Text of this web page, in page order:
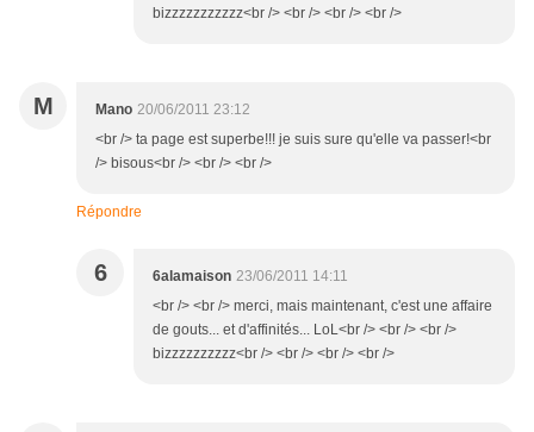
bizzzzzzzzzzz<br /> <br /> <br /> <br />
M Mano 20/06/2011 23:12
<br /> ta page est superbe!!! je suis sure qu'elle va passer!<br
/> bisous<br /> <br /> <br />
Répondre
6 6alamaison 23/06/2011 14:11
<br /> <br /> merci, mais maintenant, c'est une affaire
de gouts... et d'affinités... LoL<br /> <br /> <br />
bizzzzzzzzzz<br /> <br /> <br /> <br />